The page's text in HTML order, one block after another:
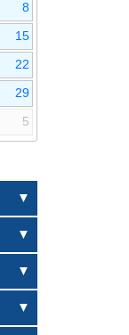
8
15
22
29
5